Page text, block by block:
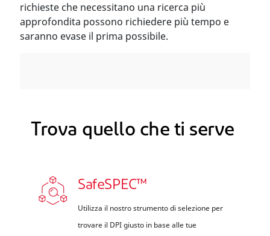
richieste che necessitano una ricerca più
approfondita possono richiedere più tempo e
saranno evase il prima possibile.
Trova quello che ti serve
SafeSPEC™
Utilizza il nostro strumento di selezione per
trovare il DPI giusto in base alle tue